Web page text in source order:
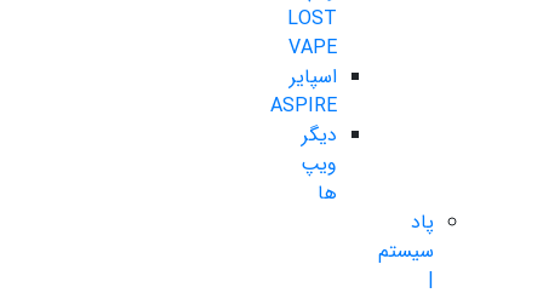
LOST
VAPE
اسپایر
ASPIRE
دیگر
ویپ
ها
پاد
سیستم
|